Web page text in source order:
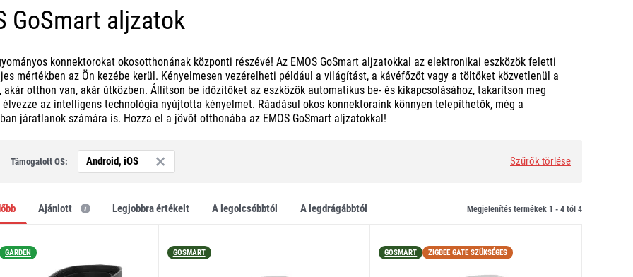
GoSmart aljzatok
konnektorokat okosotthonának központi részévé! Az EMOS GoSmart aljzatokkal az elektronikai eszközök feletti
mértékben az Ön kezébe kerül. Kényelmesen vezérelheti például a világítást, a kávéfőzőt vagy a töltőket közvetlenül a
otthon van, akár útközben. Állítson be időzítőket az eszközök automatikus be- és kikapcsolásához, takarítson meg
az intelligens technológia nyújtotta kényelmet. Ráadásul okos konnektoraink könnyen telepíthetők, még a
járatlanok számára is. Hozza el a jövőt otthonába az EMOS GoSmart aljzatokkal!
Támogatott OS: Android, iOS Szűrők törlése
Ajánlott legjobbra értékelt a legolcsóbbtól a legdrágábbtól Megjelenítés termékek 1 - 4 tól 4
GARDEN GOSMART GOSMART ZIGBEE GATE SZÜKSÉGES